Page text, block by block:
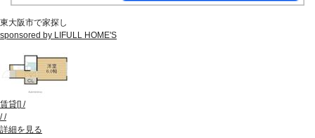
東大阪市で家探し
sponsored by LIFULL HOME'S
賃貸[] /
//
詳細を見る